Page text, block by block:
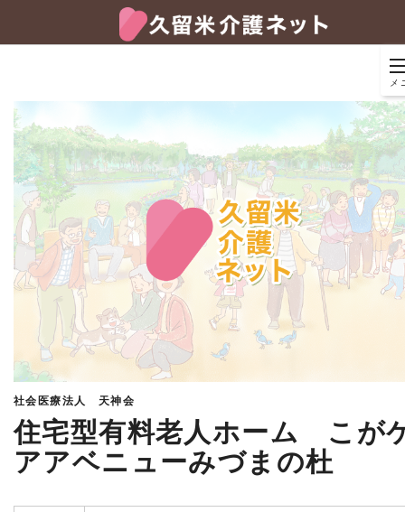
メ
社会医療法人 天神会
住宅型有料老人ホーム こが
アアベニューみづまの杜